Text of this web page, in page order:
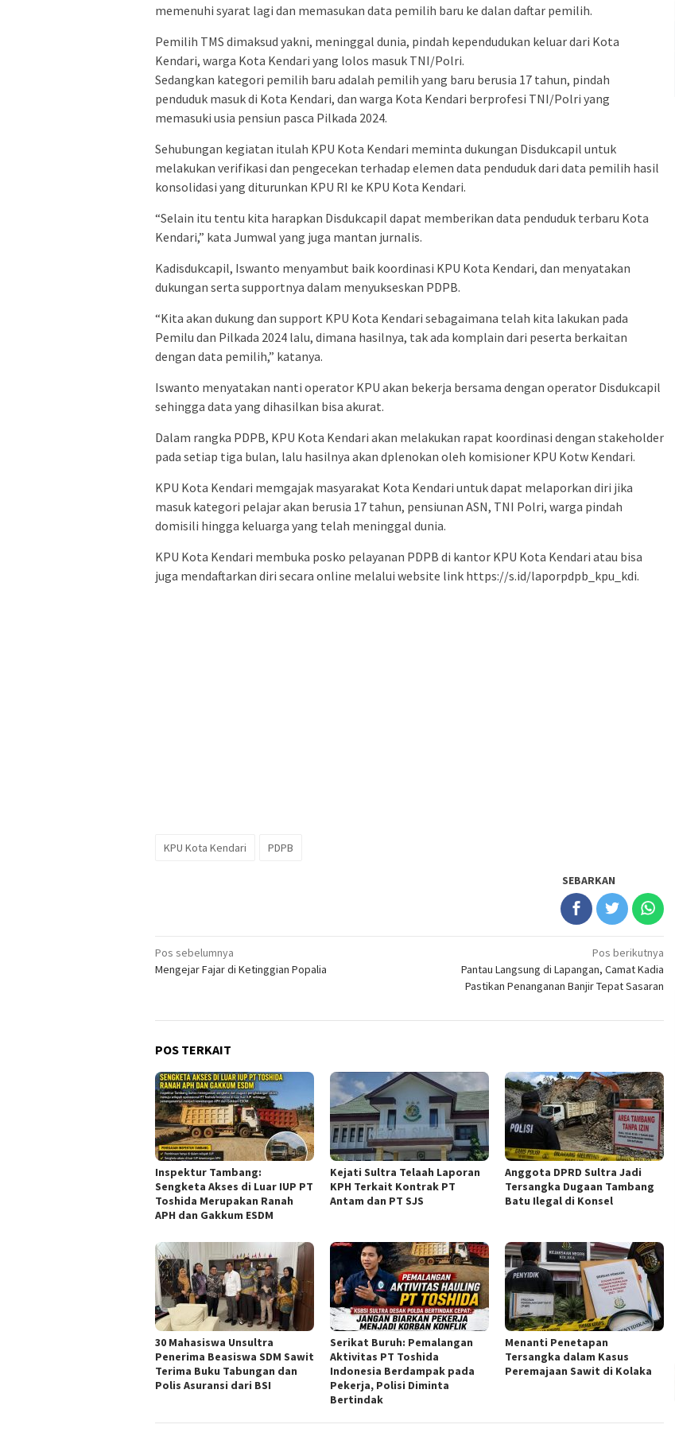
memenuhi syarat lagi dan memasukan data pemilih baru ke dalan daftar pemilih.
Pemilih TMS dimaksud yakni, meninggal dunia, pindah kependudukan keluar dari Kota
Kendari, warga Kota Kendari yang lolos masuk TNI/Polri.
Sedangkan kategori pemilih baru adalah pemilih yang baru berusia 17 tahun, pindah
penduduk masuk di Kota Kendari, dan warga Kota Kendari berprofesi TNI/Polri yang
memasuki usia pensiun pasca Pilkada 2024.
Sehubungan kegiatan itulah KPU Kota Kendari meminta dukungan Disdukcapil untuk
melakukan verifikasi dan pengecekan terhadap elemen data penduduk dari data pemilih hasil
konsolidasi yang diturunkan KPU RI ke KPU Kota Kendari.
“Selain itu tentu kita harapkan Disdukcapil dapat memberikan data penduduk terbaru Kota
Kendari,” kata Jumwal yang juga mantan jurnalis.
Kadisdukcapil, Iswanto menyambut baik koordinasi KPU Kota Kendari, dan menyatakan
dukungan serta supportnya dalam menyukseskan PDPB.
“Kita akan dukung dan support KPU Kota Kendari sebagaimana telah kita lakukan pada
Pemilu dan Pilkada 2024 lalu, dimana hasilnya, tak ada komplain dari peserta berkaitan
dengan data pemilih,” katanya.
Iswanto menyatakan nanti operator KPU akan bekerja bersama dengan operator Disdukcapil
sehingga data yang dihasilkan bisa akurat.
Dalam rangka PDPB, KPU Kota Kendari akan melakukan rapat koordinasi dengan stakeholder
pada setiap tiga bulan, lalu hasilnya akan dplenokan oleh komisioner KPU Kotw Kendari.
KPU Kota Kendari memgajak masyarakat Kota Kendari untuk dapat melaporkan diri jika
masuk kategori pelajar akan berusia 17 tahun, pensiunan ASN, TNI Polri, warga pindah
domisili hingga keluarga yang telah meninggal dunia.
KPU Kota Kendari membuka posko pelayanan PDPB di kantor KPU Kota Kendari atau bisa
juga mendaftarkan diri secara online melalui website link https://s.id/laporpdpb_kpu_kdi.
KPU Kota Kendari PDPB
SEBARKAN
Navigasi
pos
Pos sebelumnya
Mengejar Fajar di Ketinggian Popalia
Pos berikutnya
Pantau Langsung di Lapangan, Camat Kadia
Pastikan Penanganan Banjir Tepat Sasaran
POS TERKAIT
Inspektur Tambang:
Sengketa Akses di Luar IUP PT
Toshida Merupakan Ranah
APH dan Gakkum ESDM
Kejati Sultra Telaah Laporan
KPH Terkait Kontrak PT
Antam dan PT SJS
Anggota DPRD Sultra Jadi
Tersangka Dugaan Tambang
Batu Ilegal di Konsel
30 Mahasiswa Unsultra
Penerima Beasiswa SDM Sawit
Terima Buku Tabungan dan
Polis Asuransi dari BSI
Serikat Buruh: Pemalangan
Aktivitas PT Toshida
Indonesia Berdampak pada
Pekerja, Polisi Diminta
Bertindak
Menanti Penetapan
Tersangka dalam Kasus
Peremajaan Sawit di Kolaka